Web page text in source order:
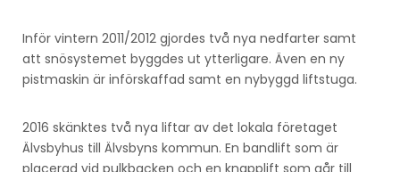
Inför vintern 2011/2012 gjordes två nya nedfarter samt
att snösystemet byggdes ut ytterligare. Även en ny
pistmaskin är införskaffad samt en nybyggd liftstuga.
2016 skänktes två nya liftar av det lokala företaget
Älvsbyhus till Älvsbyns kommun. En bandlift som är
placerad vid pulkbacken och en knapplift som går till